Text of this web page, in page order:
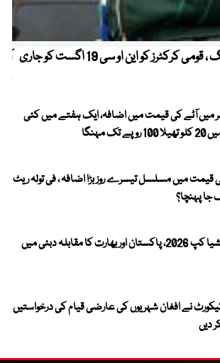
کیریبین پریمیئر لیگ ، قومی کرکٹرز کو این او سی 19 اگست کو جاری
میں آٹے کی قیمت میں اضافہ، ایک ہفتے میں کئی
تک مہنگا
قیمت میں مسلسل تیسرے روز بڑا اضافہ ، فی تولہ ریٹ
جا پہنچا؟
ویمنز ایشیا کپ 2026، پاکستان اور بھارت کا مقابلہ دبئی میں
نے افغان شہریوں کی عارضی قیام کی درخواستیں
دیں